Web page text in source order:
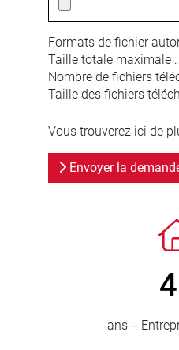
Formats de fichier
Taille totale maximale :
Nombre de fichiers
Taille des fichiers
Vous trouverez ici de
Envoyer la